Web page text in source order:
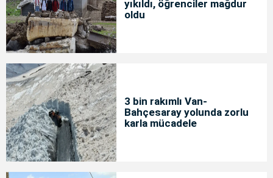
yıkıldı, öğrenciler mağdur
oldu
3 bin rakımlı Van-
Bahçesaray yolunda zorlu
karla mücadele